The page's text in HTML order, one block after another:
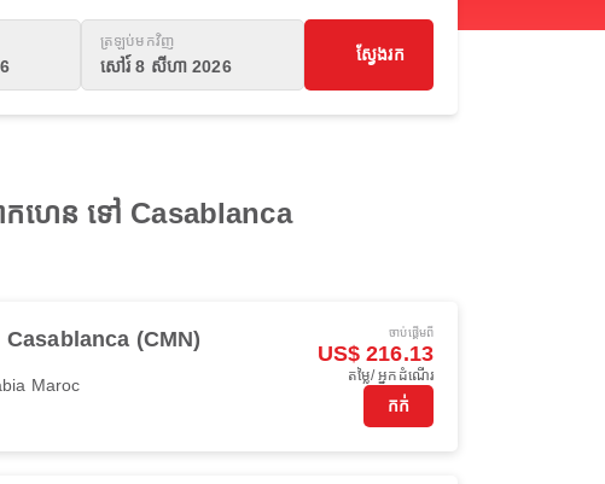
ត្រឡប់មកវិញ
សៅរ៍ 8 សីហា 2026
ស្វែងរក
កហេន ទៅ Casablanca
Casablanca (CMN)
Maroc
ចាប់ផ្ដើមពី
US$ 216.13
តម្លៃ/ អ្នកដំណើរ
កក់